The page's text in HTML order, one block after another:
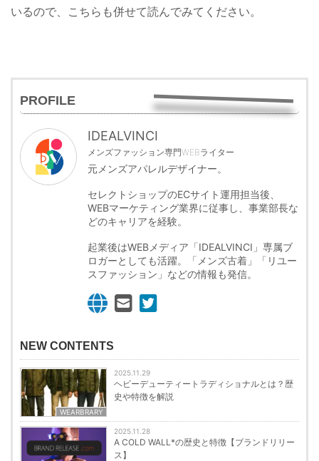
いるので、こちらも併せて読んでみてください。
PROFILE
IDEALVINCI
メンズファッション専門WEBライター
元メンズアパレルデザイナー。
セレクトショップのECサイト運用担当後、
WEBマーケティング業界に従事し、事業部長な
どのキャリアを経験。
起業後はWEBメディア「IDEALVINCI」専属ブ
ロガーとしても活躍。「メンズ古着」「リユー
スファッション」などの情報も発信。
NEW CONTENTS
WEARBRARY
2025.11.29
ヘビーデューティートラディショナルとは？歴
史や特徴を解説
2025.11.28
A COLD WALL*の歴史と特徴【ブランドリリー
ス】